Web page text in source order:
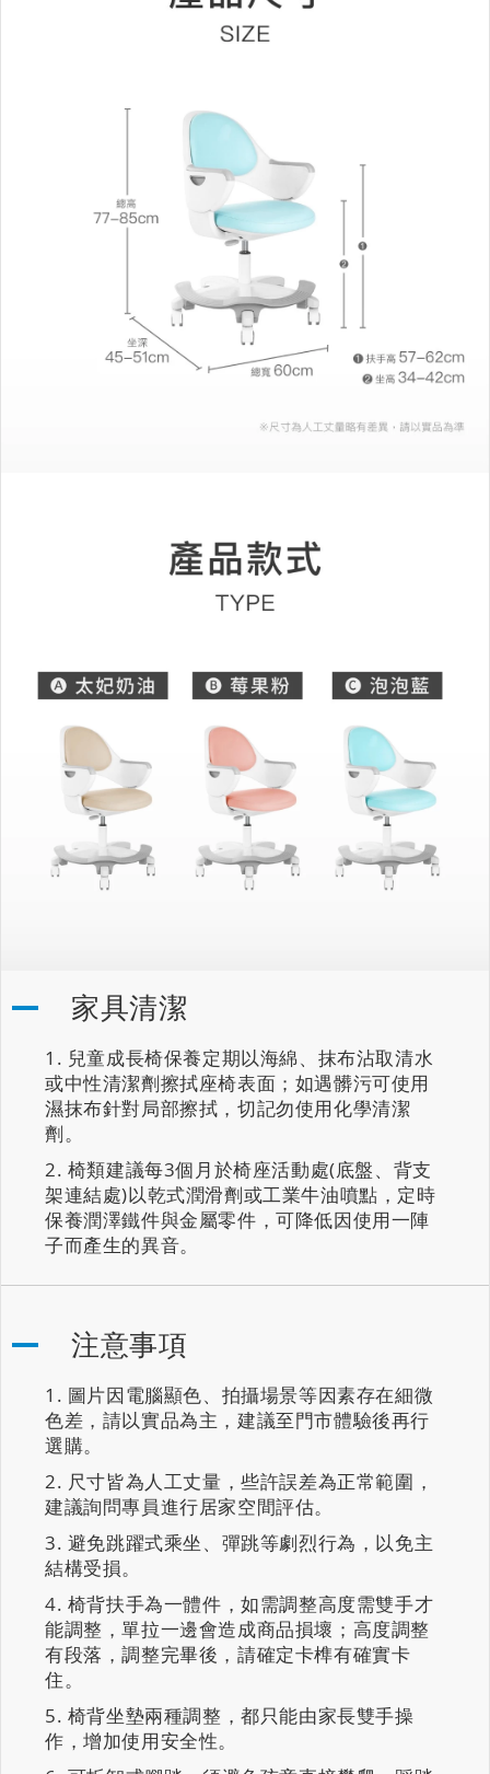
家具清潔
兒童成長椅保養定期以海綿、抹布沾取清水
或中性清潔劑擦拭座椅表面；如遇髒污可使用
濕抹布針對局部擦拭，切記勿使用化學清潔
劑。
椅類建議每3個月於椅座活動處(底盤、背支
架連結處)以乾式潤滑劑或工業牛油噴點，定時
保養潤澤鐵件與金屬零件，可降低因使用一陣
子而產生的異音。
注意事項
圖片因電腦顯色、拍攝場景等因素存在細微
色差，請以實品為主，建議至門市體驗後再行
選購。
尺寸皆為人工丈量，些許誤差為正常範圍，
建議詢問專員進行居家空間評估。
避免跳躍式乘坐、彈跳等劇烈行為，以免主
結構受損。
椅背扶手為一體件，如需調整高度需雙手才
能調整，單拉一邊會造成商品損壞；高度調整
有段落，調整完畢後，請確定卡榫有確實卡
住。
椅背坐墊兩種調整，都只能由家長雙手操
作，增加使用安全性。